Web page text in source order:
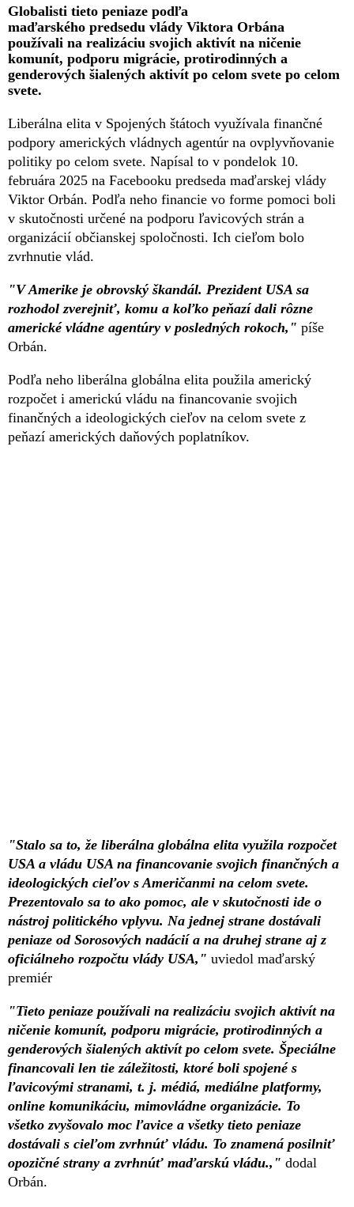
Globalisti tieto peniaze podľa
maďarského predsedu vlády Viktora Orbána
používali na realizáciu svojich aktivít na ničenie
komunít, podporu migrácie, protirodinných a
genderových šialených aktivít po celom svete po celom
svete.
Liberálna elita v Spojených štátoch využívala finančné
podpory amerických vládnych agentúr na ovplyvňovanie
politiky po celom svete. Napísal to v pondelok 10.
februára 2025 na Facebooku predseda maďarskej vlády
Viktor Orbán. Podľa neho financie vo forme pomoci boli
v skutočnosti určené na podporu ľavicových strán a
organizácií občianskej spoločnosti. Ich cieľom bolo
zvrhnutie vlád.
"V Amerike je obrovský škandál. Prezident USA sa
rozhodol zverejniť, komu a koľko peňazí dali rôzne
americké vládne agentúry v posledných rokoch," píše
Orbán.
Podľa neho liberálna globálna elita použila americký
rozpočet i americkú vládu na financovanie svojich
finančných a ideologických cieľov na celom svete z
peňazí amerických daňových poplatníkov.
"Stalo sa to, že liberálna globálna elita využila rozpočet
USA a vládu USA na financovanie svojich finančných a
ideologických cieľov s Američanmi na celom svete.
Prezentovalo sa to ako pomoc, ale v skutočnosti ide o
nástroj politického vplyvu. Na jednej strane dostávali
peniaze od Sorosových nadácií a na druhej strane aj z
oficiálneho rozpočtu vlády USA," uviedol maďarský
premiér
"Tieto peniaze používali na realizáciu svojich aktivít na
ničenie komunít, podporu migrácie, protirodinných a
genderových šialených aktivít po celom svete. Špeciálne
financovali len tie záležitosti, ktoré boli spojené s
ľavicovými stranami, t. j. médiá, mediálne platformy,
online komunikáciu, mimovládne organizácie. To
všetko zvyšovalo moc ľavice a všetky tieto peniaze
dostávali s cieľom zvrhnúť vládu. To znamená posilniť
opozičné strany a zvrhnúť maďarskú vládu.," dodal
Orbán.